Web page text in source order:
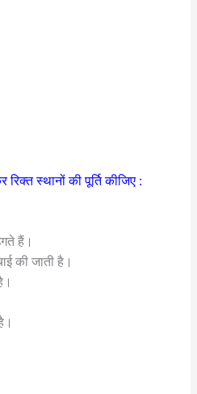
स्थानों की पूर्ति कीजिए :
हैं।
की जाती है।